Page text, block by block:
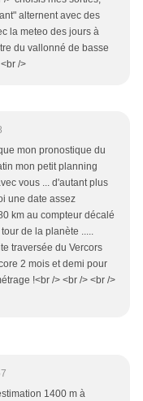
alternent avec des
la meteo des jours à
du vallonné de basse
/>
mon pronostique du
mon petit planning
vous ... d'autant plus
une date assez
km au compteur décalé
de la planète .....
traversée du Vercors
2 mois et demi pour
!<br /> <br /> <br />
1400 m à